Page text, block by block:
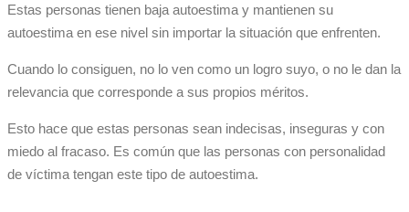
Estas personas tienen baja autoestima y mantienen su
autoestima en ese nivel sin importar la situación que enfrenten.
Cuando lo consiguen, no lo ven como un logro suyo, o no le dan la
relevancia que corresponde a sus propios méritos.
Esto hace que estas personas sean indecisas, inseguras y con
miedo al fracaso. Es común que las personas con personalidad
de víctima tengan este tipo de autoestima.